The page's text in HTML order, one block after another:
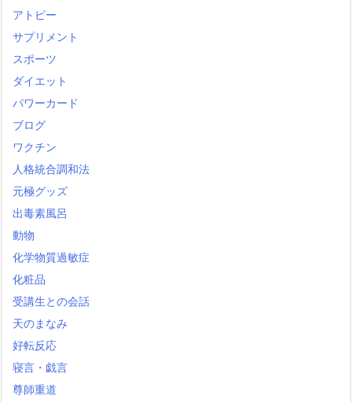
アトピー
サプリメント
スポーツ
ダイエット
パワーカード
ブログ
ワクチン
人格統合調和法
元極グッズ
出毒素風呂
動物
化学物質過敏症
化粧品
受講生との会話
天のまなみ
好転反応
寝言・戯言
尊師重道